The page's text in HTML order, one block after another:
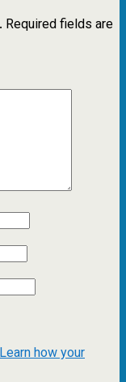
Required fields are
Learn how your